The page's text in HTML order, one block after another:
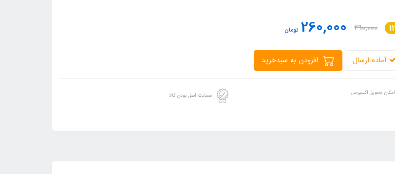
290,000
260,000 تومان
آماده ارسال
امکان تحویل اکسپرس ضمانت اصل بودن کالا